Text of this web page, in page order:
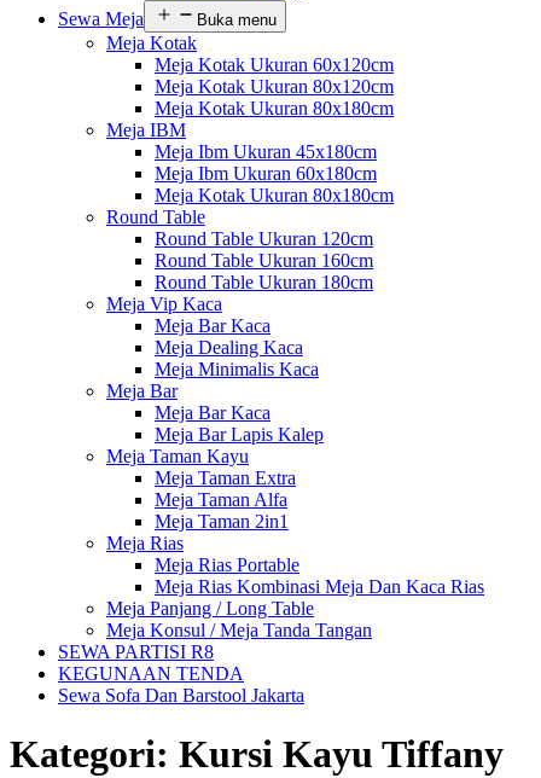
Sewa Meja
Buka menu
Meja Kotak
Meja Kotak Ukuran 60x120cm
Meja Kotak Ukuran 80x120cm
Meja Kotak Ukuran 80x180cm
Meja IBM
Meja Ibm Ukuran 45x180cm
Meja Ibm Ukuran 60x180cm
Meja Kotak Ukuran 80x180cm
Round Table
Round Table Ukuran 120cm
Round Table Ukuran 160cm
Round Table Ukuran 180cm
Meja Vip Kaca
Meja Bar Kaca
Meja Dealing Kaca
Meja Minimalis Kaca
Meja Bar
Meja Bar Kaca
Meja Bar Lapis Kalep
Meja Taman Kayu
Meja Taman Extra
Meja Taman Alfa
Meja Taman 2in1
Meja Rias
Meja Rias Portable
Meja Rias Kombinasi Meja Dan Kaca Rias
Meja Panjang / Long Table
Meja Konsul / Meja Tanda Tangan
SEWA PARTISI R8
KEGUNAAN TENDA
Sewa Sofa Dan Barstool Jakarta
Kategori: Kursi Kayu Tiffany